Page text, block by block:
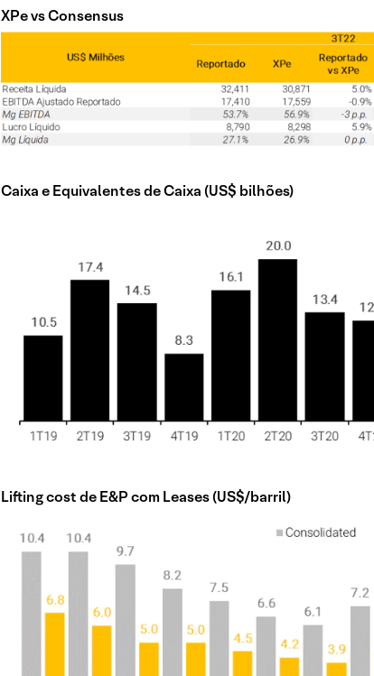
XPe vs Consensus
Caixa e Equivalentes de Caixa (US$ bilhões)
Lifting cost de E&P com Leases (US$/barril)